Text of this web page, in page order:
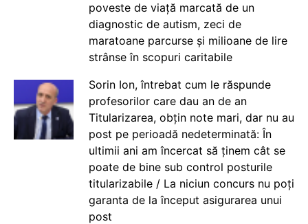
poveste de viață marcată de un
diagnostic de autism, zeci de
maratoane parcurse și milioane de lire
strânse în scopuri caritabile
Sorin Ion, întrebat cum le răspunde
profesorilor care dau an de an
Titularizarea, obțin note mari, dar nu au
post pe perioadă nedeterminată: În
ultimii ani am încercat să ținem cât se
poate de bine sub control posturile
titularizabile / La niciun concurs nu poți
garanta de la început asigurarea unui
post